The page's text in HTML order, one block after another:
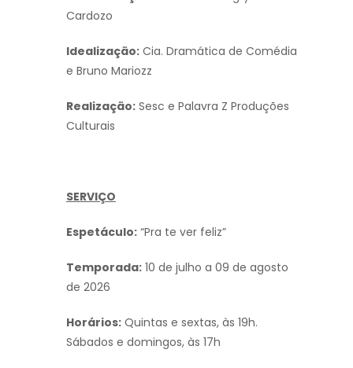
Cardozo
Idealização: Cia. Dramática de Comédia
e Bruno Mariozz
Realização: Sesc e Palavra Z Produções
Culturais
SERVIÇO
Espetáculo: “Pra te ver feliz”
Temporada: 10 de julho a 09 de agosto
de 2026
Horários: Quintas e sextas, às 19h.
Sábados e domingos, às 17h